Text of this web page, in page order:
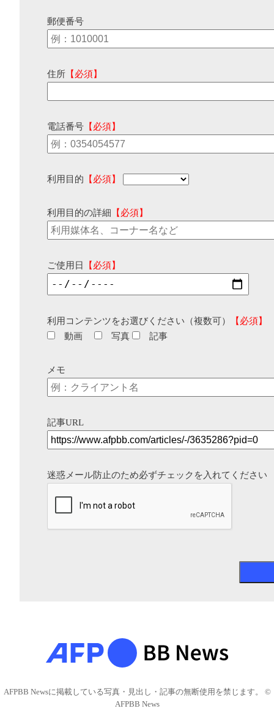
郵便番号
住所 【必須】
電話番号 【必須】
利用目的 【必須】
利用目的の詳細 【必須】
ご使用日 【必須】
利用コンテンツをお選びください（複数可）
【必須】
動画
写真 記事
メモ
記事URL
迷惑メール防止のため必ずチェックを入れてください
AFPBB Newsに掲載している写真・見出し・記事の無断使用を禁じます。 ©
AFPBB News